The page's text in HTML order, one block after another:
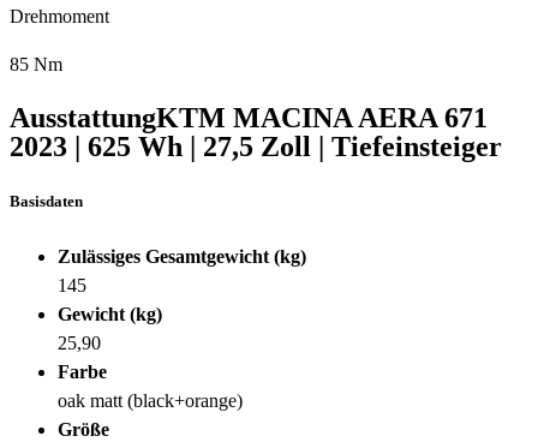
Drehmoment
85 Nm
AusstattungKTM MACINA AERA 671
2023 | 625 Wh | 27,5 Zoll | Tiefeinsteiger
Basisdaten
Zulässiges Gesamtgewicht (kg)
145
Gewicht (kg)
25,90
Farbe
oak matt (black+orange)
Größe